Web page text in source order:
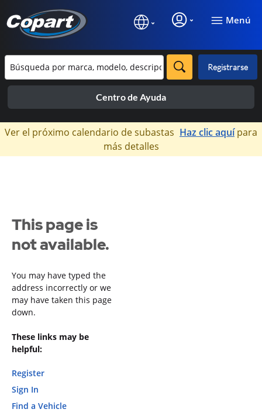
Menú
Registrarse
Centro de Ayuda
×
Ver el próximo calendario de subastas Haz clic aquípara
más detalles
This page is
not available.
You may have typed the
address incorrectly or we
may have taken this page
down.
These links may be
helpful:
Register
Sign In
Find a Vehicle